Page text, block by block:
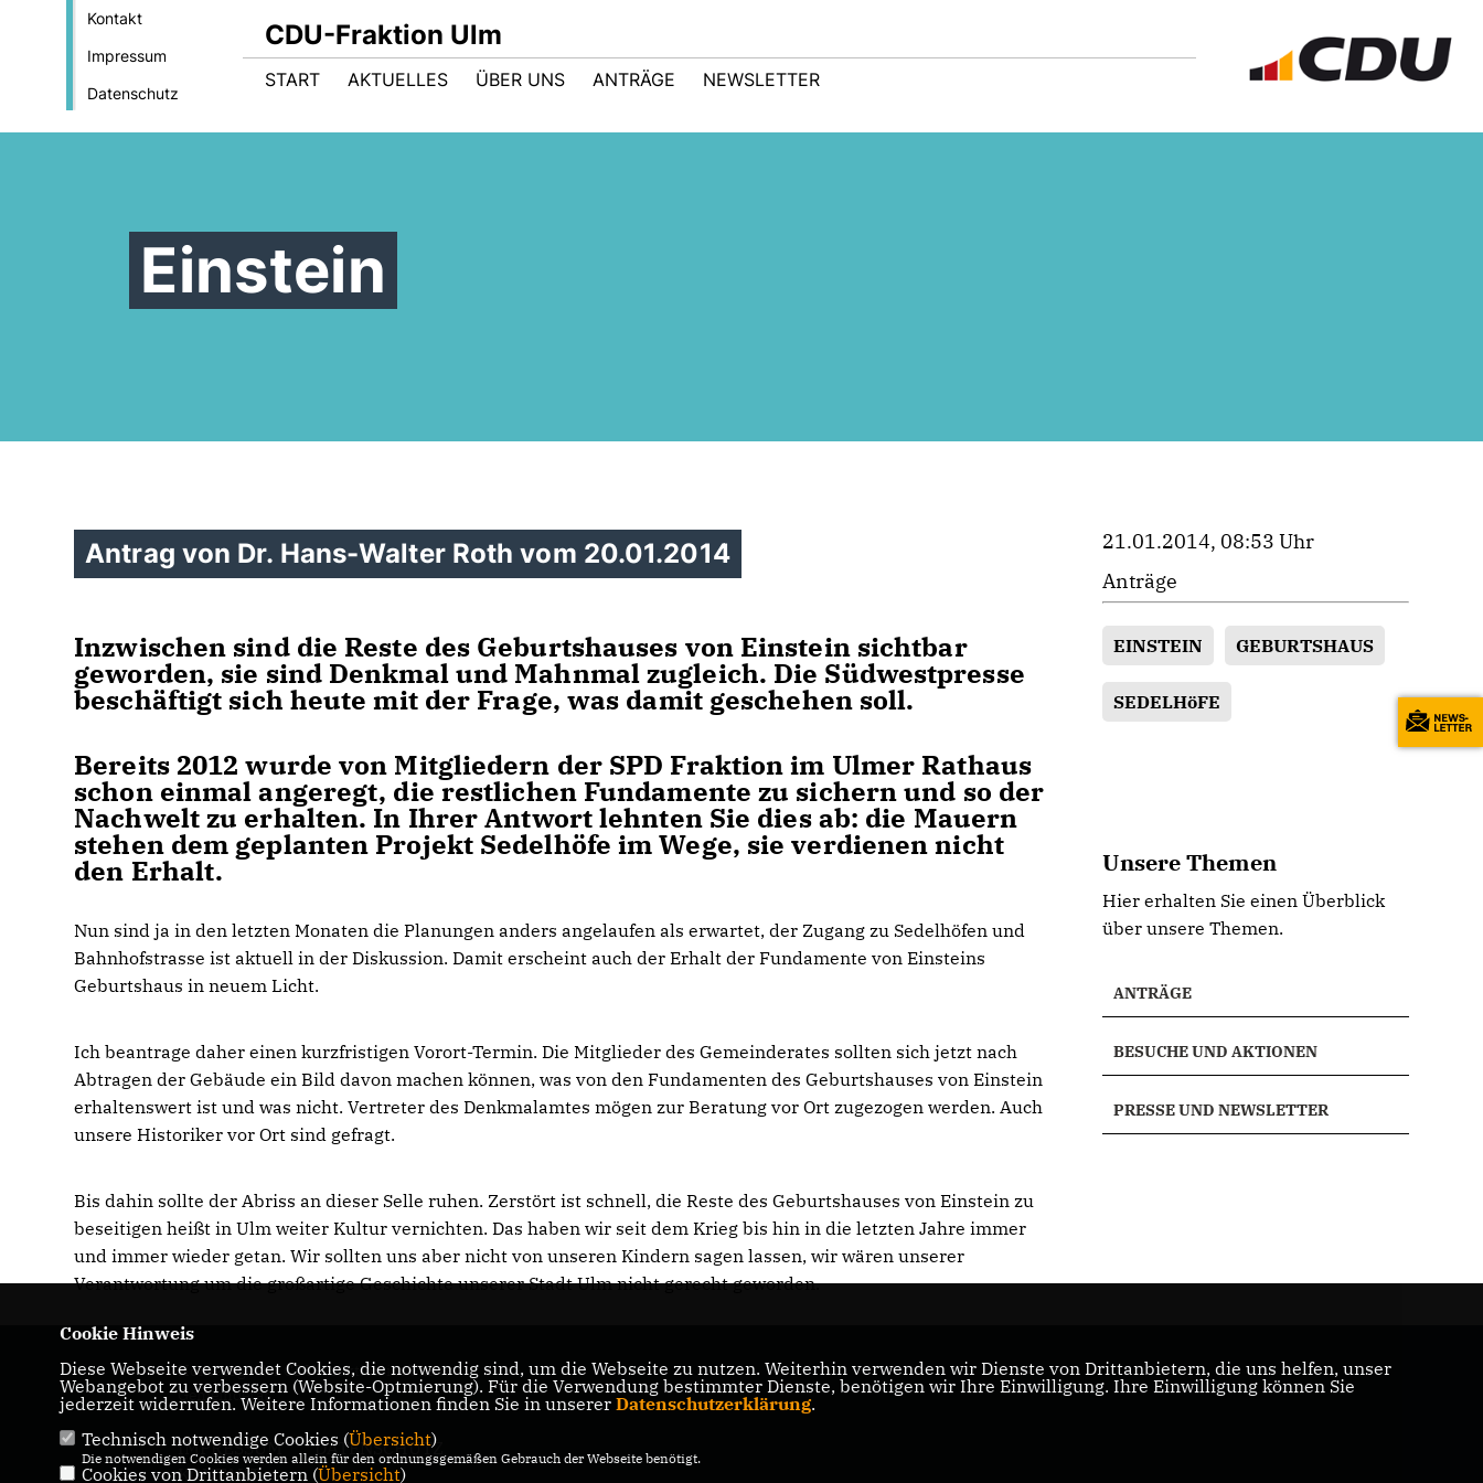
Kontakt
Impressum
Datenschutz
CDU-Fraktion Ulm
START AKTUELLES ÜBER UNS ANTRÄGE NEWSLETTER
Einstein
Antrag von Dr. Hans-Walter Roth vom 20.01.2014
Inzwischen sind die Reste des Geburtshauses von Einstein sichtbar
geworden, sie sind Denkmal und Mahnmal zugleich. Die Südwestpresse
beschäftigt sich heute mit der Frage, was damit geschehen soll.
Bereits 2012 wurde von Mitgliedern der SPD Fraktion im Ulmer Rathaus
schon einmal angeregt, die restlichen Fundamente zu sichern und so der
Nachwelt zu erhalten. In Ihrer Antwort lehnten Sie dies ab: die Mauern
stehen dem geplanten Projekt Sedelhöfe im Wege, sie verdienen nicht
den Erhalt.
Nun sind ja in den letzten Monaten die Planungen anders angelaufen als erwartet, der Zugang zu Sedelhöfen und
Bahnhofstrasse ist aktuell in der Diskussion. Damit erscheint auch der Erhalt der Fundamente von Einsteins
Geburtshaus in neuem Licht.
Ich beantrage daher einen kurzfristigen Vorort-Termin. Die Mitglieder des Gemeinderates sollten sich jetzt nach
Abtragen der Gebäude ein Bild davon machen können, was von den Fundamenten des Geburtshauses von Einstein
erhaltenswert ist und was nicht. Vertreter des Denkmalamtes mögen zur Beratung vor Ort zugezogen werden. Auch
unsere Historiker vor Ort sind gefragt.
Bis dahin sollte der Abriss an dieser Selle ruhen. Zerstört ist schnell, die Reste des Geburtshauses von Einstein zu
beseitigen heißt in Ulm weiter Kultur vernichten. Das haben wir seit dem Krieg bis hin in die letzten Jahre immer
und immer wieder getan. Wir sollten uns aber nicht von unseren Kindern sagen lassen, wir wären unserer
Verantwortung um die großartige Geschichte unserer Stadt Ulm nicht gerecht geworden.
21.01.2014, 08:53 Uhr
Anträge
EINSTEIN GEBURTSHAUS
SEDELHöFE
Unsere Themen
Hier erhalten Sie einen Überblick
über unsere Themen.
ANTRÄGE
BESUCHE UND AKTIONEN
PRESSE UND NEWSLETTER
Homepage der CDU-Fraktion im Ulmer
Gemeinderat
IMPRESSUM
DATENSCHUTZ
KONTAKT
Cookie Hinweis
Diese Webseite verwendet Cookies, die notwendig sind, um die Webseite zu nutzen. Weiterhin verwenden wir Dienste von Drittanbietern, die uns helfen, unser
Webangebot zu verbessern (Website-Optmierung). Für die Verwendung bestimmter Dienste, benötigen wir Ihre Einwilligung. Ihre Einwilligung können Sie
jederzeit widerrufen. Weitere Informationen finden Sie in unserer Datenschutzerklärung.
Technisch notwendige Cookies (Übersicht)
Die notwendigen Cookies werden allein für den ordnungsgemäßen Gebrauch der Webseite benötigt.
Cookies von Drittanbietern (Übersicht)